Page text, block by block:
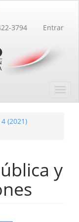
3794 Entrar
(2021)
y